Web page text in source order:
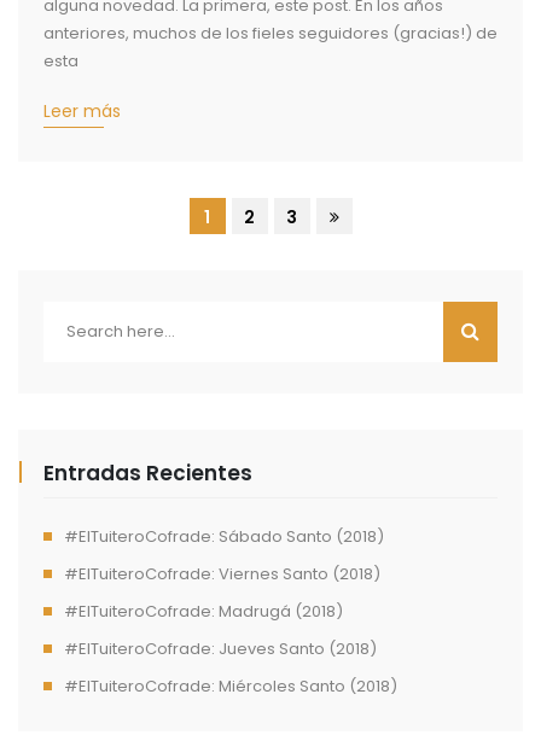
alguna novedad. La primera, este post. En los años
anteriores, muchos de los fieles seguidores (gracias!) de
esta
Leer más
1 2 3
Entradas Recientes
#ElTuiteroCofrade: Sábado Santo (2018)
#ElTuiteroCofrade: Viernes Santo (2018)
#ElTuiteroCofrade: Madrugá (2018)
#ElTuiteroCofrade: Jueves Santo (2018)
#ElTuiteroCofrade: Miércoles Santo (2018)